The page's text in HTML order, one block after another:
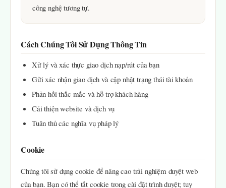
công nghệ tương tự.
Cách Chúng Tôi Sử Dụng Thông Tin
Xử lý và xác thực giao dịch nạp/rút của bạn
Gửi xác nhận giao dịch và cập nhật trạng thái tài khoản
Phản hồi thắc mắc và hỗ trợ khách hàng
Cải thiện website và dịch vụ
Tuân thủ các nghĩa vụ pháp lý
Cookie
Chúng tôi sử dụng cookie để nâng cao trải nghiệm duyệt web
của bạn. Bạn có thể tắt cookie trong cài đặt trình duyệt; tuy